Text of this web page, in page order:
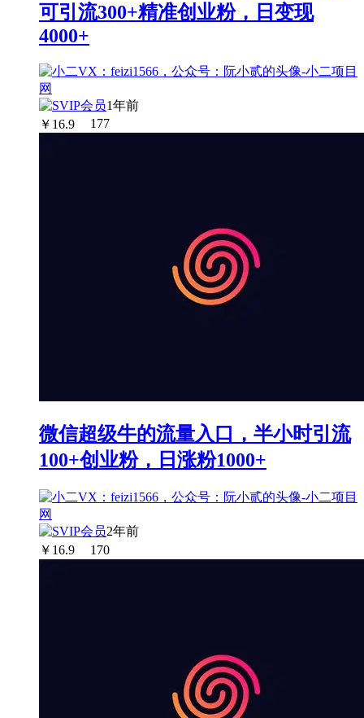
可引流300+精准创业粉，日变现
4000+
1年前
￥ 16.9 177
微信超级牛的流量入口，半小时引流
100+创业粉，日涨粉1000+
2年前
￥ 16.9 170